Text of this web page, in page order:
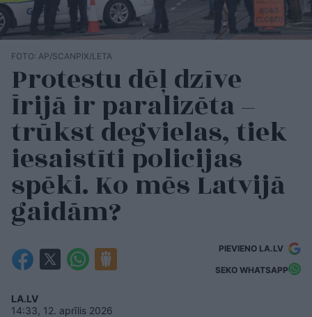
FOTO: AP/SCANPIX/LETA
Protestu dēļ dzīve
Īrijā ir paralizēta –
trūkst degvielas, tiek
iesaistīti policijas
spēki. Ko mēs Latvijā
gaidām?
PIEVIENO LA.LV
SEKO WHATSAPP
LA.LV
14:33, 12. aprīlis 2026